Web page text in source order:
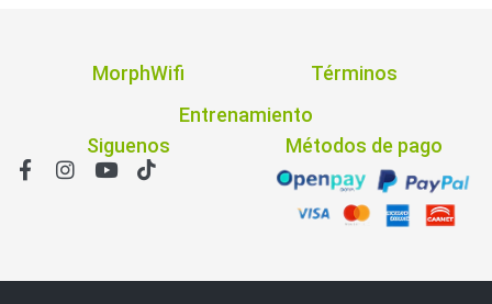
MorphWifi
Términos
Entrenamiento
Siguenos
Métodos de pago